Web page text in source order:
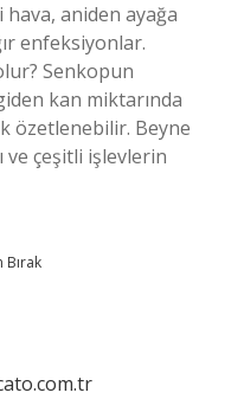
aniden ayağa
enfeksiyonlar.
Senkopun
kan miktarında
özetlenebilir. Beyne
ve çeşitli işlevlerin
Bırak